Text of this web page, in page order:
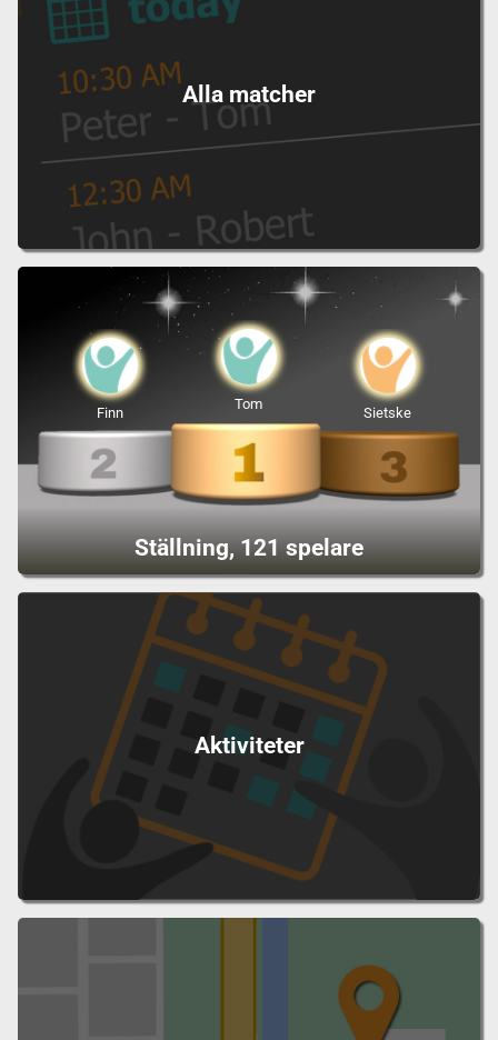
Alla matcher
Ställning, 121 spelare
Tom
Finn Sietske
Aktiviteter